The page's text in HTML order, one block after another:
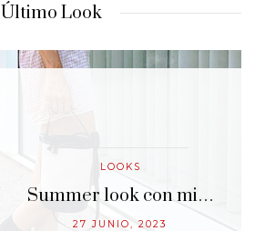
Último Look
LOOKS
Summer look con mi…
27 JUNIO, 2023